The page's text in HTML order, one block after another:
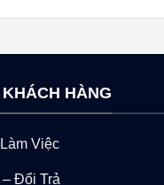
HÀNG
Việc
– Đổi Trả